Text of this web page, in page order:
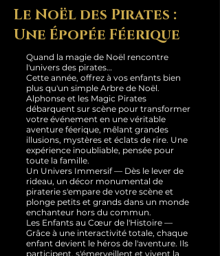
Le Noël des Pirates :
Une Épopée Féerique
Quand la magie de Noël rencontre
l'univers des pirates…
Cette année, offrez à vos enfants bien
plus qu'un simple Arbre de Noël.
Alphonse et les Magic Pirates
débarquent sur scène pour transformer
votre événement en une véritable
aventure féerique, mêlant grandes
illusions, mystères et éclats de rire. Une
expérience inoubliable, pensée pour
toute la famille.
Un Univers Immersif — Dès le lever de
rideau, un décor monumental de
piraterie s'empare de votre scène et
plonge petits et grands dans un monde
enchanteur hors du commun.
Les Enfants au Cœur de l'Histoire —
Grâce à une interactivité totale, chaque
enfant devient le héros de l'aventure. Ils
participent, s'émerveillent et vivent la